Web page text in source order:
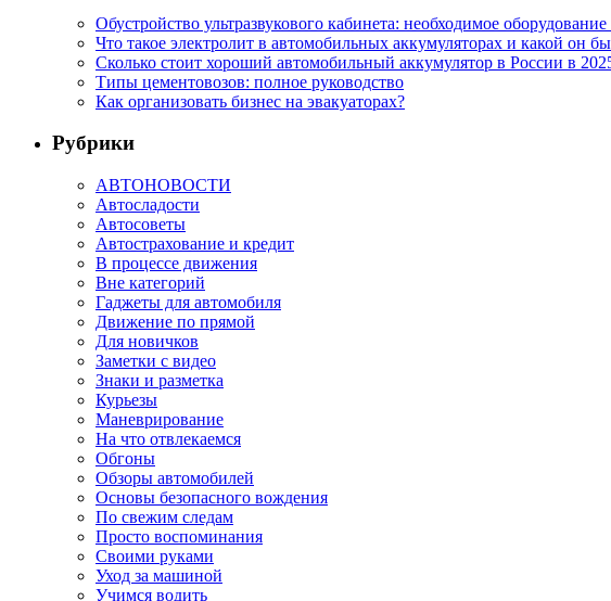
Обустройство ультразвукового кабинета: необходимое
Что такое электролит в автомобильных аккумуляторах и какой он
Сколько стоит хороший автомобильный аккумулятор в России в
Типы цементовозов: полное руководство
Как организовать бизнес на эвакуаторах?
Рубрики
АВТОНОВОСТИ
Автосладости
Автосоветы
Автострахование и кредит
В процессе движения
Вне категорий
Гаджеты для автомобиля
Движение по прямой
Для новичков
Заметки с видео
Знаки и разметка
Курьезы
Маневрирование
На что отвлекаемся
Обгоны
Обзоры автомобилей
Основы безопасного вождения
По свежим следам
Просто воспоминания
Своими руками
Уход за машиной
Учимся водить